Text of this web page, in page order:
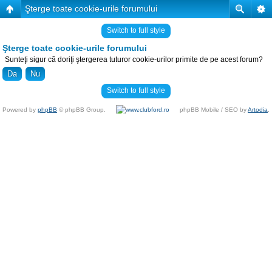
Şterge toate cookie-urile forumului
Switch to full style
Şterge toate cookie-urile forumului
Sunteţi sigur că doriţi ştergerea tuturor cookie-urilor primite de pe acest forum?
Switch to full style
Powered by phpBB © phpBB Group. phpBB Mobile / SEO byArtodia